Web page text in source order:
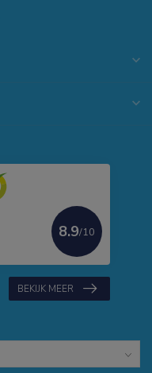
8.9/10
BEKIJK MEER